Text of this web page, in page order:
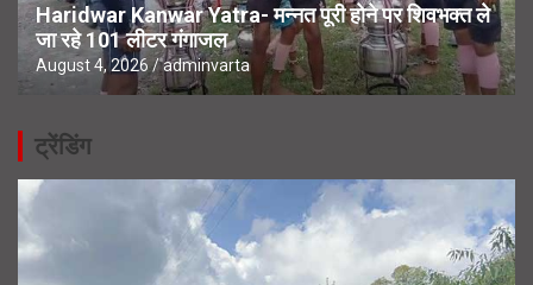
Haridwar Kanwar Yatra- मन्नत पूरी होने पर शिवभक्त ले
जा रहे 101 लीटर गंगाजल
August 4, 2026 adminvarta
ट्रेंडिंग